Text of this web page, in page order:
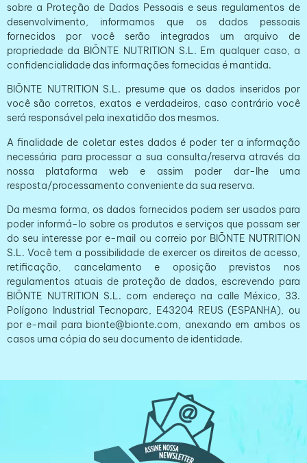
sobre a Proteção de Dados Pessoais e seus regulamentos de
desenvolvimento, informamos que os dados pessoais
fornecidos por você serão integrados um arquivo de
propriedade da BIŌNTE NUTRITION S.L. Em qualquer caso, a
confidencialidade das informações fornecidas é mantida.
BIŌNTE NUTRITION S.L. presume que os dados inseridos por
você são corretos, exatos e verdadeiros, caso contrário você
será responsável pela inexatidão dos mesmos.
A finalidade de coletar estes dados é poder ter a informação
necessária para processar a sua consulta/reserva através da
nossa plataforma web e assim poder dar-lhe uma
resposta/processamento conveniente da sua reserva.
Da mesma forma, os dados fornecidos podem ser usados ​​para
poder informá-lo sobre os produtos e serviços que possam ser
do seu interesse por e-mail ou correio por BIŌNTE NUTRITION
S.L. Você tem a possibilidade de exercer os direitos de acesso,
retificação, cancelamento e oposição previstos nos
regulamentos atuais de proteção de dados, escrevendo para
BIŌNTE NUTRITION S.L. com endereço na calle México, 33.
Polígono Industrial Tecnoparc, E43204 REUS (ESPANHA), ou
por e-mail para bionte@bionte.com, anexando em ambos os
casos uma cópia do seu documento de identidade.